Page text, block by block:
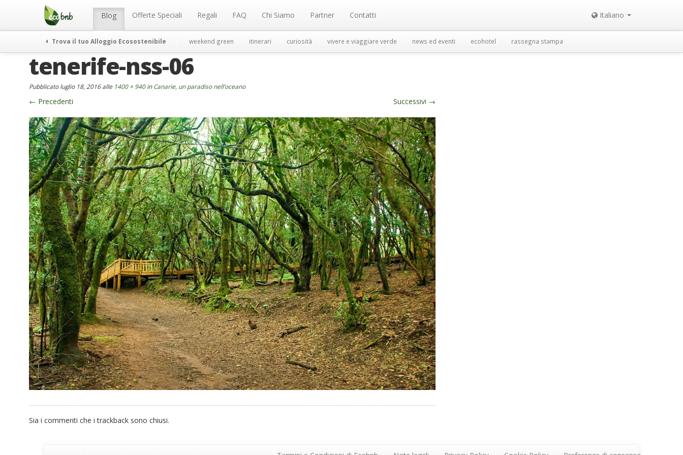
Menu Blog Offerte Speciali Regali FAQ Chi Siamo Partner Contatti Italiano
Trova il tuo Alloggio Ecosostenibile weekend green itinerari curiosità vivere e viaggiare verde news ed eventi ecohotel rassegna stampa
tenerife-nss-06
Pubblicatoluglio 18, 2016alle 1400 × 940inCanarie, un paradiso nell’oceano
← Precedenti Successivi →
Sia i commenti che i trackback sono chiusi.